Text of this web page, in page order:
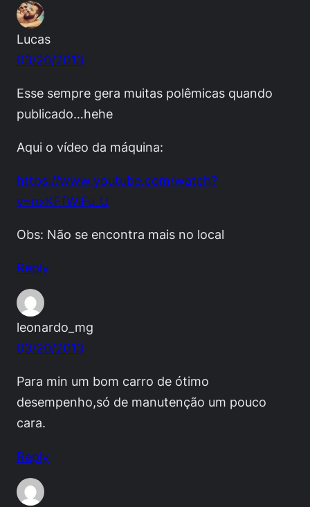
Lucas
03/20/2013
Esse sempre gera muitas polêmicas quando
publicado…hehe
Aqui o vídeo da máquina:
https://www.youtube.com/watch?
v=nxKFfWlFu_U
Obs: Não se encontra mais no local
Reply
leonardo_mg
03/20/2013
Para min um bom carro de ótimo
desempenho,só de manutenção um pouco
cara.
Reply